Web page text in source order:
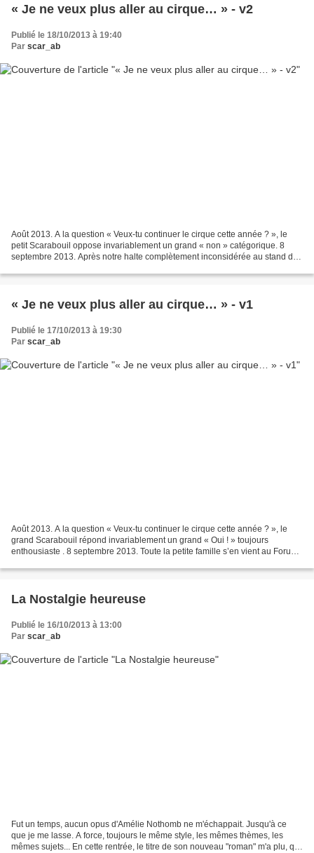
« Je ne veux plus aller au cirque… » - v2
Publié le 18/10/2013 à 19:40
Par scar_ab
Août 2013. A la question « Veux-tu continuer le cirque cette année ? », le
petit Scarabouil oppose invariablement un grand « non » catégorique. 8
septembre 2013. Après notre halte complètement inconsidérée au stand du
« Je ne veux plus aller au cirque… » - v1
Publié le 17/10/2013 à 19:30
Par scar_ab
Août 2013. A la question « Veux-tu continuer le cirque cette année ? », le
grand Scarabouil répond invariablement un grand « Oui ! » toujours
enthousiaste . 8 septembre 2013. Toute la petite famille s’en vient au Forum
La Nostalgie heureuse
Publié le 16/10/2013 à 13:00
Par scar_ab
Fut un temps, aucun opus d'Amélie Nothomb ne m'échappait. Jusqu'à ce
que je me lasse. A force, toujours le même style, les mêmes thèmes, les
mêmes sujets... En cette rentrée, le titre de son nouveau "roman" m'a plu, qui